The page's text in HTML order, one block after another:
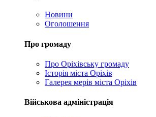
Новини
Оголошення
Про громаду
Про Оріхівську громаду
Історія міста Оріхів
Галерея мерів міста Оріхів
Військова адміністрація